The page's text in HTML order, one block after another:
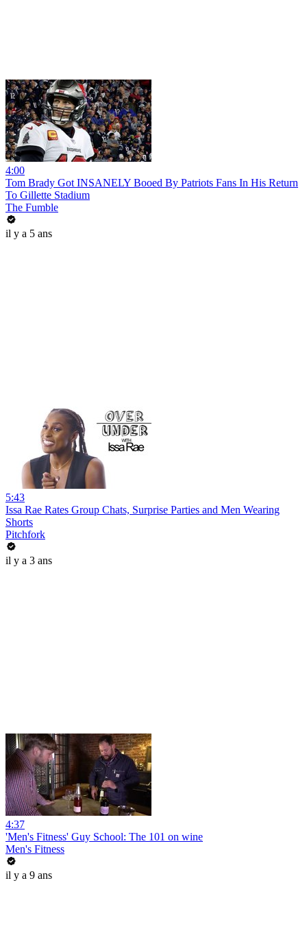
4:00
Tom Brady Got INSANELY Booed By Patriots Fans In His Return
To Gillette Stadium
The Fumble
il y a 5 ans
5:43
Issa Rae Rates Group Chats, Surprise Parties and Men Wearing
Shorts
Pitchfork
il y a 3 ans
4:37
'Men's Fitness' Guy School: The 101 on wine
Men's Fitness
il y a 9 ans